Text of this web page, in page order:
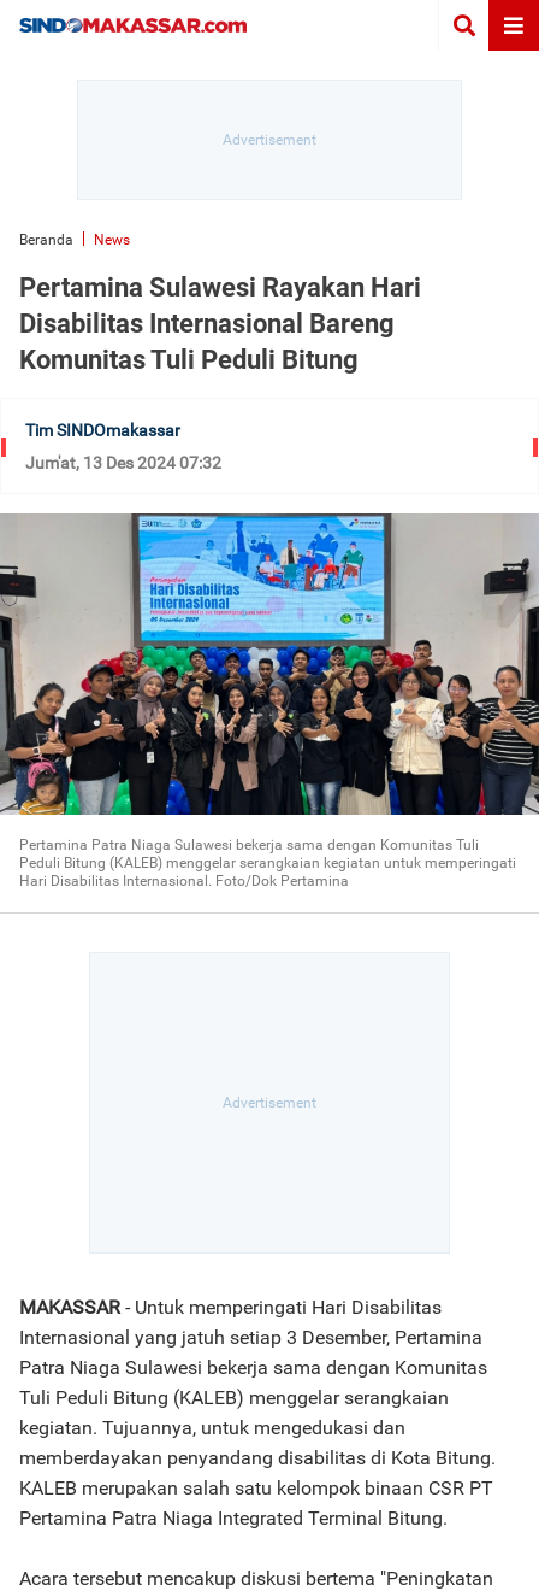
Beranda News
Pertamina Sulawesi Rayakan Hari
Disabilitas Internasional Bareng
Komunitas Tuli Peduli Bitung
Tim SINDOmakassar
Jum'at, 13 Des 2024 07:32
Pertamina Patra Niaga Sulawesi bekerja sama dengan Komunitas Tuli
Peduli Bitung (KALEB) menggelar serangkaian kegiatan untuk memperingati
Hari Disabilitas Internasional. Foto/Dok Pertamina
MAKASSAR- Untuk memperingati Hari Disabilitas
Internasional yang jatuh setiap 3 Desember, Pertamina
Patra Niaga Sulawesi bekerja sama dengan Komunitas
Tuli Peduli Bitung (KALEB) menggelar serangkaian
kegiatan. Tujuannya, untuk mengedukasi dan
memberdayakan penyandang disabilitas di Kota Bitung.
KALEB merupakan salah satu kelompok binaan CSR PT
Pertamina Patra Niaga Integrated Terminal Bitung.
Acara tersebut mencakup diskusi bertema "Peningkatan